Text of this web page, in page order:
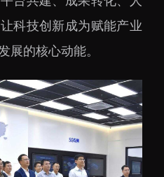
科技基础设施
中欧创新医药与健康研
究中心
科技创新成为赋能产业
展的核心动能。